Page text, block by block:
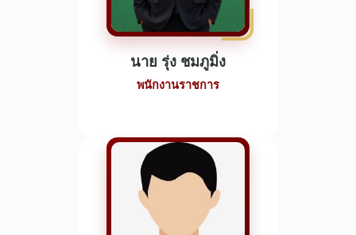
นาย รุ่ง ชมภูมิ่ง
พนักงานราชการ